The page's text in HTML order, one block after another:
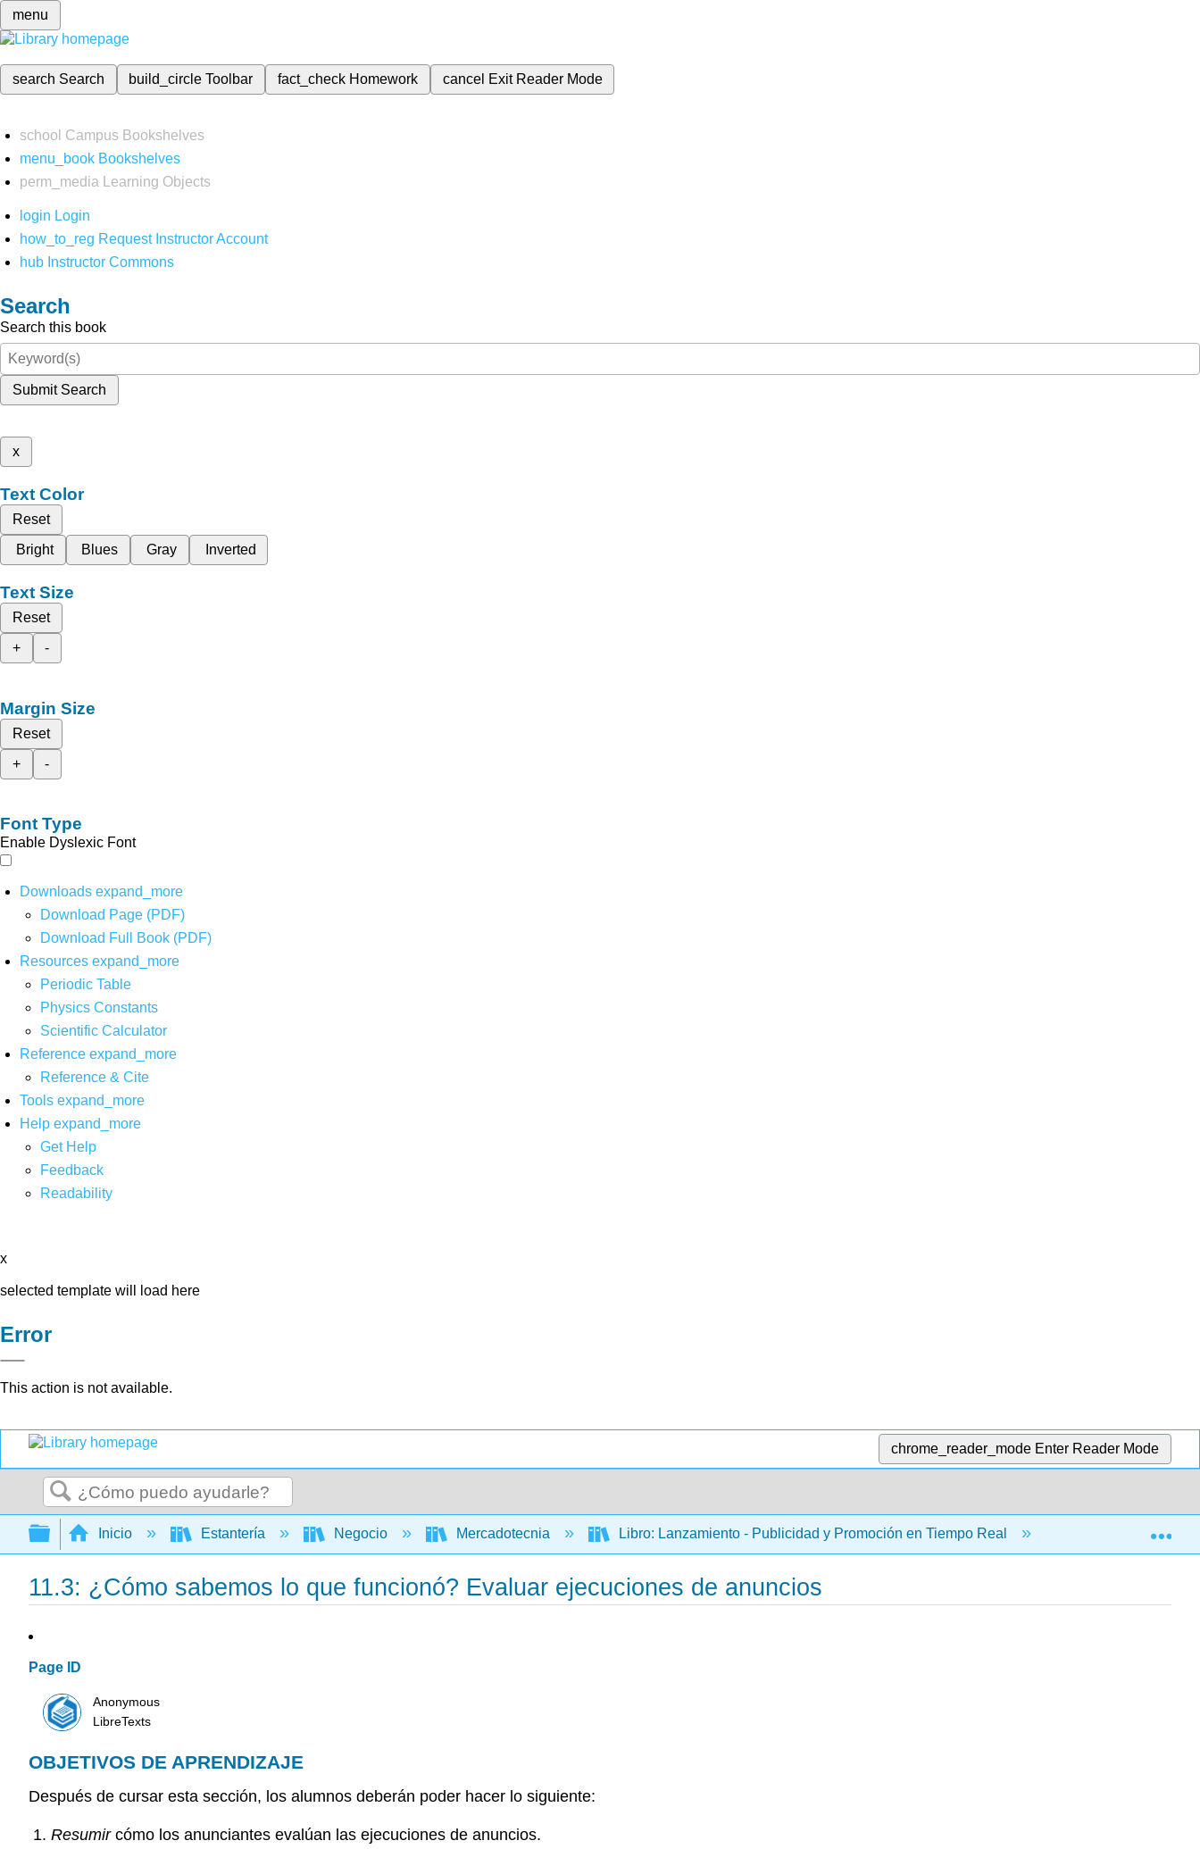
menu
search Search build_circleToolbar fact_check Homework cancel Exit Reader Mode
school Campus Bookshelves
menu_book Bookshelves
perm_media
Learning Objects
login Login
how_to_reg Request Instructor Account
hub Instructor Commons
Search
Search this book
Submit Search
x
Text Color
Reset
Bright
Blues Gray Inverted
Text Size
Reset
+
-
Margin Size
Reset
+
-
Font Type
Enable Dyslexic Font
Downloads expand_more
Download Page (PDF)
Download Full Book (PDF)
Resources expand_more
Periodic Table
Physics Constants
Scientific Calculator
Reference expand_more
Reference & Cite
Tools expand_more
Help expand_more
Get Help
Feedback
Readability
x
selected template will load here
Error
This action is not available.
chrome_reader_mode Enter Reader Mode
Buscar
Expandir/contraer jerarquía global
Inicio Estantería Negocio Mercadotecnia Libro: Lanzamiento - Publicidad y Promoción en Tiempo Real 11: Ejecutar en
11.3: ¿Cómo sabemos lo que funcionó? Evaluar ejecuciones de anuncios
Page ID
Anonymous
LibreTexts
OBJETIVOS DE APRENDIZAJE
Después de cursar esta sección, los alumnos deberán poder hacer lo siguiente:
Resumircómo los anunciantes evalúan las ejecuciones de anuncios.